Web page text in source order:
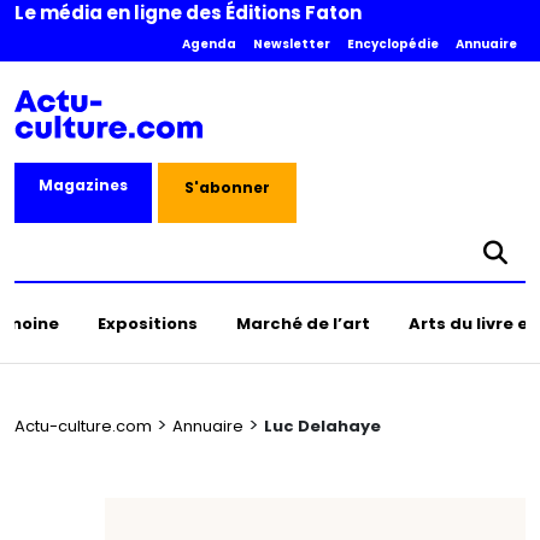
Le média en ligne des Éditions Faton
Agenda Newsletter Encyclopédie Annuaire
Magazines S'abonner
Expositions Marché de l’art Arts du livre
Actu-culture.com > Annuaire > Luc Delahaye